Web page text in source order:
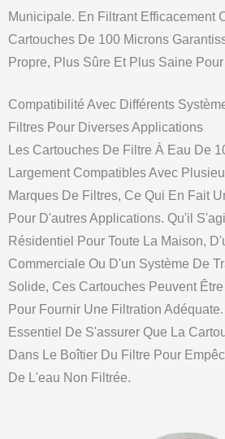
Municipale. En Filtrant Efficacement
Cartouches De 100 Microns
Propre, Plus Sûre Et Plus Saine
Compatibilité Avec Différents
Filtres Pour Diverses Applications
Les Cartouches De Filtre À Eau De
Largement Compatibles Avec
Marques De Filtres, Ce Qui En Fait
Pour D'autres Applications. Qu'il
Résidentiel Pour Toute La Maison,
Commerciale Ou D'un Système De
Solide, Ces Cartouches Peuvent
Pour Fournir Une Filtration
Essentiel De S'assurer Que La
Dans Le Boîtier Du Filtre Pour
De L'eau Non Filtrée.